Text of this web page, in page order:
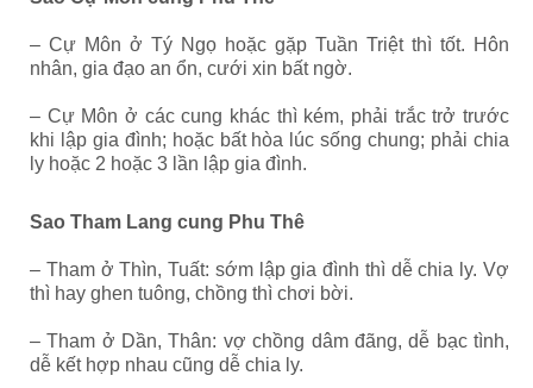
– Cự Môn ở Tý Ngọ hoặc gặp Tuần Triệt thì tốt. Hôn
nhân, gia đạo an ổn, cưới xin bất ngờ.
– Cự Môn ở các cung khác thì kém, phải trắc trở trước
khi lập gia đình; hoặc bất hòa lúc sống chung; phải chia
ly hoặc 2 hoặc 3 lần lập gia đình.
Sao Tham Lang cung Phu Thê
– Tham ở Thìn, Tuất: sớm lập gia đình thì dễ chia ly. Vợ
thì hay ghen tuông, chồng thì chơi bời.
– Tham ở Dần, Thân: vợ chồng dâm đãng, dễ bạc tình,
dễ kết hợp nhau cũng dễ chia ly.